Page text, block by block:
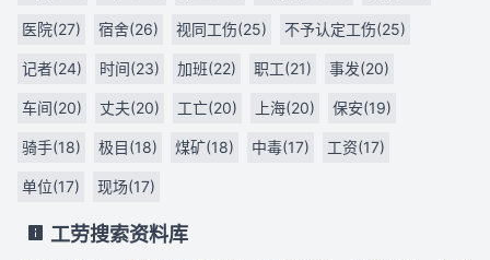
医院(27) 宿舍(26) 视同工伤(25) 不予认定工伤(25)
记者(24) 时间(23) 加班(22) 职工(21) 事发(20)
车间(20) 丈夫(20) 工亡(20) 上海(20) 保安(19)
骑手(18) 极目(18) 煤矿(18) 中毒(17) 工资(17)
单位(17) 现场(17)
工劳搜索资料库